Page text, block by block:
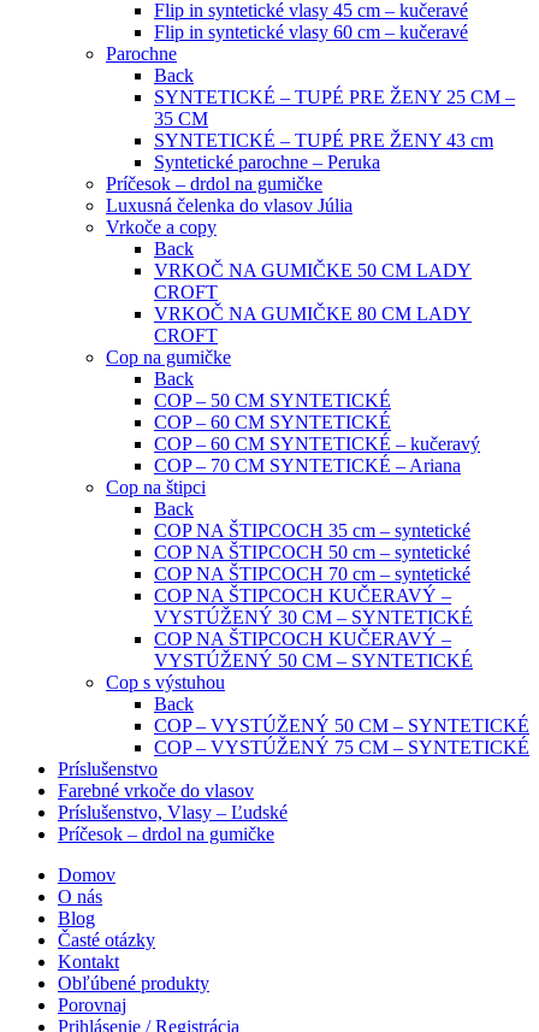
Flip in syntetické vlasy 45 cm – kučeravé
Flip in syntetické vlasy 60 cm – kučeravé
Parochne
Back
SYNTETICKÉ – TUPÉ PRE ŽENY 25 CM –
35 CM
SYNTETICKÉ – TUPÉ PRE ŽENY 43 cm
Syntetické parochne – Peruka
Príčesok – drdol na gumičke
Luxusná čelenka do vlasov Júlia
Vrkoče a copy
Back
VRKOČ NA GUMIČKE 50 CM LADY
CROFT
VRKOČ NA GUMIČKE 80 CM LADY
CROFT
Cop na gumičke
Back
COP – 50 CM SYNTETICKÉ
COP – 60 CM SYNTETICKÉ
COP – 60 CM SYNTETICKÉ – kučeravý
COP – 70 CM SYNTETICKÉ – Ariana
Cop na štipci
Back
COP NA ŠTIPCOCH 35 cm – syntetické
COP NA ŠTIPCOCH 50 cm – syntetické
COP NA ŠTIPCOCH 70 cm – syntetické
COP NA ŠTIPCOCH KUČERAVÝ –
VYSTÚŽENÝ 30 CM – SYNTETICKÉ
COP NA ŠTIPCOCH KUČERAVÝ –
VYSTÚŽENÝ 50 CM – SYNTETICKÉ
Cop s výstuhou
Back
COP – VYSTÚŽENÝ 50 CM – SYNTETICKÉ
COP – VYSTÚŽENÝ 75 CM – SYNTETICKÉ
Príslušenstvo
Farebné vrkoče do vlasov
Príslušenstvo, Vlasy – Ľudské
Príčesok – drdol na gumičke
Domov
O nás
Blog
Časté otázky
Kontakt
Obľúbené produkty
Porovnaj
Prihlásenie / Registrácia